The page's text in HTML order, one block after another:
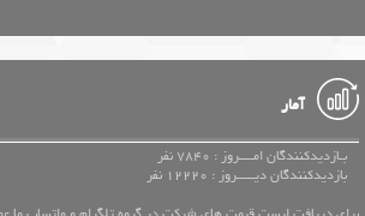
آمار
بـازدیدکنندگان امــــروز : 7840 نفر
بازدیدکنندگان دیـــــروز : 12220 نفر